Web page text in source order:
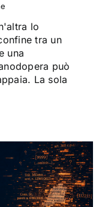
lo
tra un
una
può
La sola